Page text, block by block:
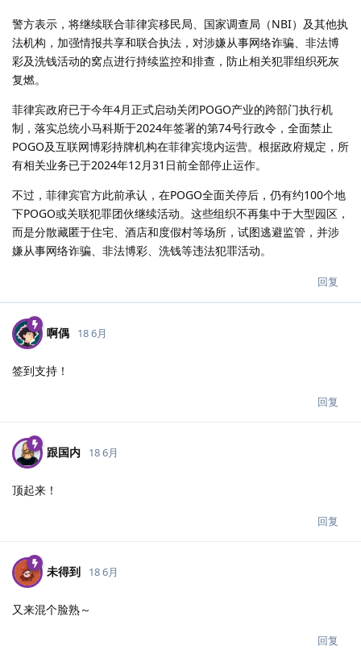
警方表示，将继续联合菲律宾移民局、国家调查局（NBI）及其他执
法机构，加强情报共享和联合执法，对涉嫌从事网络诈骗、非法博
彩及洗钱活动的窝点进行持续监控和排查，防止相关犯罪组织死灰
复燃。
菲律宾政府已于今年4月正式启动关闭POGO产业的跨部门执行机
制，落实总统小马科斯于2024年签署的第74号行政令，全面禁止
POGO及互联网博彩持牌机构在菲律宾境内运营。根据政府规定，所
有相关业务已于2024年12月31日前全部停止运作。
不过，菲律宾官方此前承认，在POGO全面关停后，仍有约100个地
下POGO或关联犯罪团伙继续活动。这些组织不再集中于大型园区，
而是分散藏匿于住宅、酒店和度假村等场所，试图逃避监管，并涉
嫌从事网络诈骗、非法博彩、洗钱等违法犯罪活动。
回复
啊偶 18 6月
签到支持！
回复
跟国内 18 6月
顶起来！
回复
未得到 18 6月
又来混个脸熟～
回复